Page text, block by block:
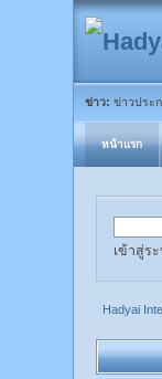
ข่าว: ข่าวประ
หน้าแรก
เข้าสู่ร
Hadyai